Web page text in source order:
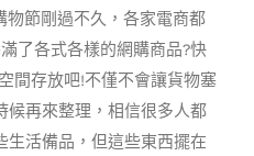
案例分享
物節剛過不久，各家電商都
了各式各樣的網購商品?快
間存放吧!不僅不會讓貨物塞
候再來整理，相信很多人都
生活備品，但這些東西擺在